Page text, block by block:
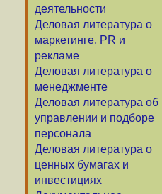
деятельности
Деловая литература о
маркетинге, PR и
рекламе
Деловая литература о
менеджменте
Деловая литература об
управлении и подборе
персонала
Деловая литература о
ценных бумагах и
инвестициях